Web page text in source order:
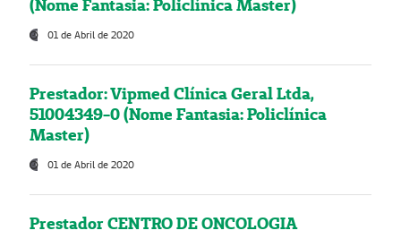
(Nome Fantasia: Policlínica Master)
01 de Abril de 2020
Prestador: Vipmed Clínica Geral Ltda,
51004349-0 (Nome Fantasia: Policlínica
Master)
01 de Abril de 2020
Prestador CENTRO DE ONCOLOGIA